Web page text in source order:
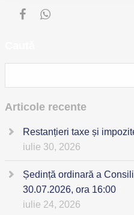
Articole recente
Restanțieri taxe și
iulie 30, 2026
Ședință ordinară a
30.07.2026, ora 16:00
iulie 24, 2026